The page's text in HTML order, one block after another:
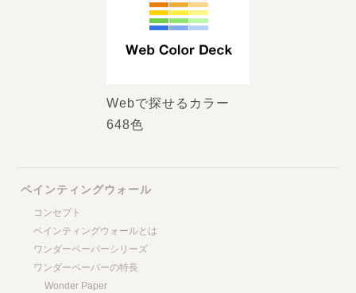
Webで探せるカラー
648色
ペインティングウォール
コンセプト
ペインティングウォールとは
ワンダーペーパーシリーズ
ワンダーペーパーの特長
Wonder Paper